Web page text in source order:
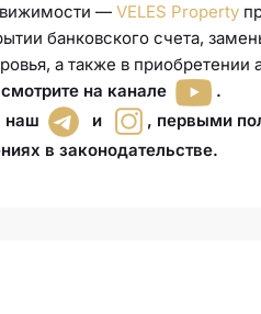
— VELES Property
банковского счета,
, а также в приобретении
на канале
.
наш
и , первыми
в законодательстве.